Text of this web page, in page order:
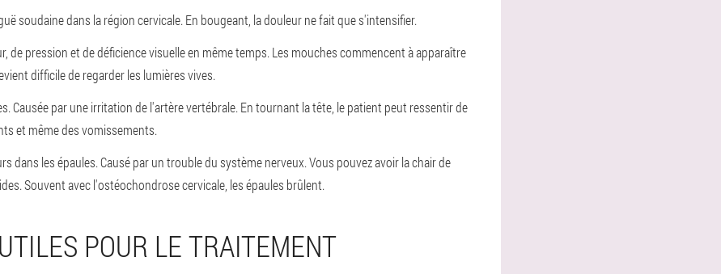
soudaine dans la région cervicale. En bougeant, la douleur ne fait que s'intensifier.
de pression et de déficience visuelle en même temps. Les mouches commencent à apparaître
difficile de regarder les lumières vives.
. Causée par une irritation de l'artère vertébrale. En tournant la tête, le patient peut ressentir de
et même des vomissements.
dans les épaules. Causé par un trouble du système nerveux. Vous pouvez avoir la chair de
Souvent avec l'ostéochondrose cervicale, les épaules brûlent.
POUR LE TRAITEMENT